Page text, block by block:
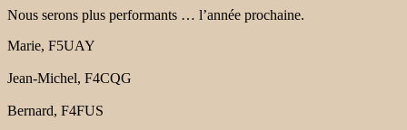
Nous serons plus performants … l’année prochaine.
Marie, F5UAY
Jean-Michel, F4CQG
Bernard, F4FUS